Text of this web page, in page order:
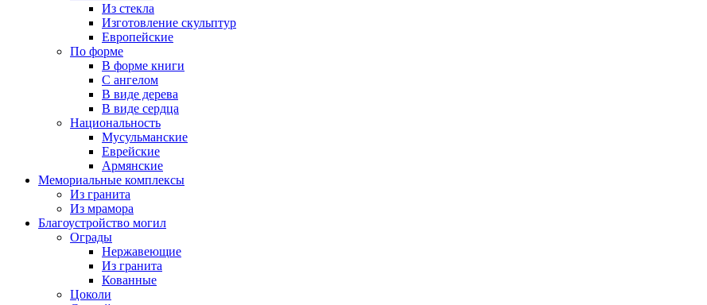
Из стекла
Изготовление скульптур
Европейские
По форме
В форме книги
С ангелом
В виде дерева
В виде сердца
Национальность
Мусульманские
Еврейские
Армянские
Мемориальные комплексы
Из гранита
Из мрамора
Благоустройство могил
Ограды
Нержавеющие
Из гранита
Кованные
Цоколи